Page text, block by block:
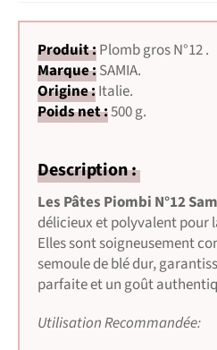
Produit :Plomb gros N°12.
Marque :SAMIA.
Origine :Italie.
Poids net :500 g.
Description :
Les Pâtes Piombi N°12
délicieux et polyvalent pour
Elles sont soigneusement
semoule de blé dur,
parfaite et un goût
Utilisation Recommandée: